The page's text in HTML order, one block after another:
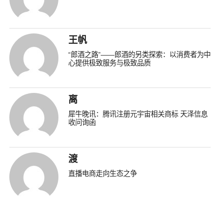
王帆
“郎酒之路”——郎酒的另类探索：以消费者为中
心提供极致服务与极致品质
离
犀牛晚讯：腾讯注册元宇宙相关商标 天泽信息
收问询函
渡
直播电商走向生态之争